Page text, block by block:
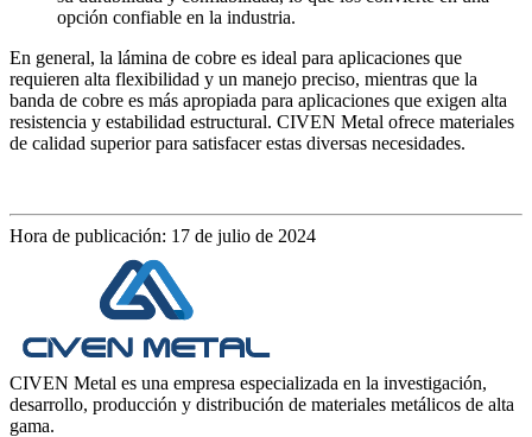
opción confiable en la industria.
En general, la lámina de cobre es ideal para aplicaciones que
requieren alta flexibilidad y un manejo preciso, mientras que la
banda de cobre es más apropiada para aplicaciones que exigen alta
resistencia y estabilidad estructural. CIVEN Metal ofrece materiales
de calidad superior para satisfacer estas diversas necesidades.
Hora de publicación: 17 de julio de 2024
CIVEN Metal es una empresa especializada en la investigación,
desarrollo, producción y distribución de materiales metálicos de alta
gama.